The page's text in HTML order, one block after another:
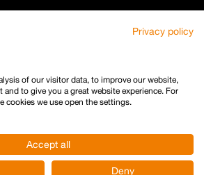
Privacy policy
of our visitor data, to improve our website,
to give you a great website experience. For
cookies we use open the settings.
Accept all
Deny